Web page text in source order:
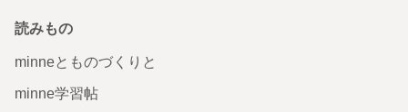
読みもの
minneとものづくりと
minne学習帖